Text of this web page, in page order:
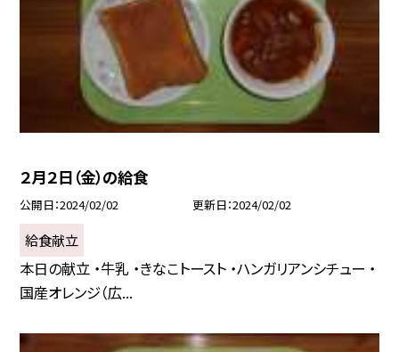
２月２日（金）の給食
公開日 2024/02/02 更新日 2024/02/02
給食献立
本日の献立 ・牛乳 ・きなこトースト ・ハンガリアンシチュー ・
国産オレンジ（広...